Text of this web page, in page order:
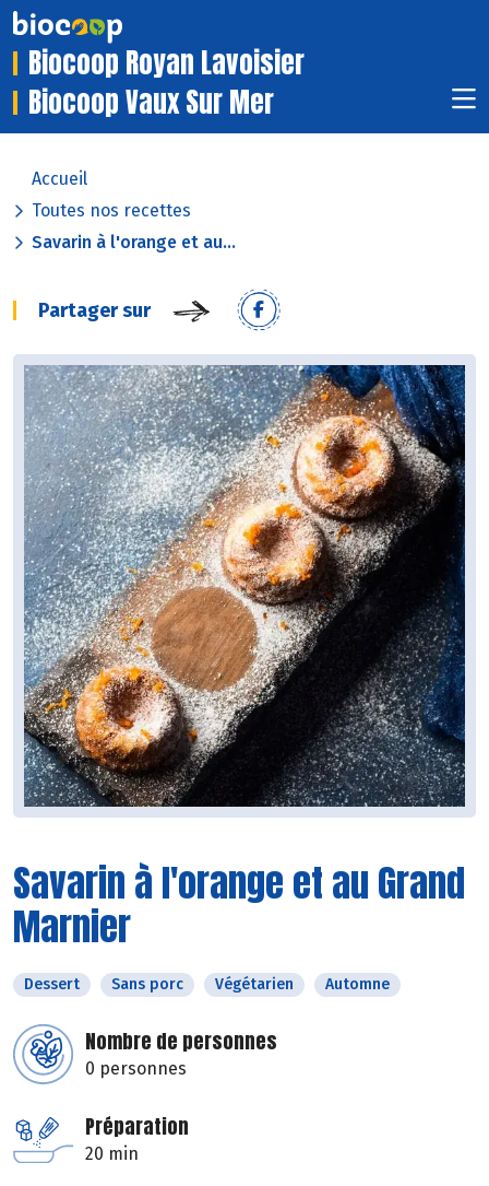
Biocoop Royan Lavoisier
Biocoop Vaux Sur Mer
Accueil
Toutes nos recettes
Savarin à l'orange et au...
Partager sur
Savarin à l'orange et au Grand
Marnier
Dessert Sans porc Végétarien Automne
Nombre de personnes
0 personnes
Préparation
20 min